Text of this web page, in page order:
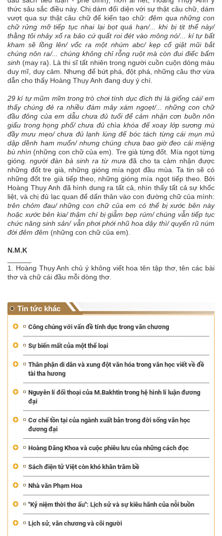
thức sâu sắc điều này. Chị dám đối diện với sự thật câu chữ, dám
vượt qua sự thật câu chữ để kiến tạo chữ: đêm qua những con
chữ rửng mỡ tiếp tục nhai lại bọt quá hạn/... khi bị tịt thế này/
thằng tôi nhảy xổ ra bảo cứ quất roi đét vào mông nó/... kí tự bất
kham sẽ lồng lên/ vốc ra một nhúm abc/ kẹp cổ giật mũi bắt
chúng nôn ra/... chúng không chỉ rỗng ruột mà còn đui điếc bẩm
sinh (may ra). Là thi sĩ tất nhiên trong người cuồn cuộn dòng máu
duy mĩ, duy cảm. Nhưng để bứt phá, đột phá, những câu thơ vừa
dẫn cho thấy Hoàng Thụy Anh đang duy ý chí.
29 kí tự mũm mĩm trong trò chơi tính dục đích thị là giống cái/ em
thấy chúng đẻ ra nhiều đám mây xám ngoẹt/... những con chữ
đầu đông của em dẫu chưa đủ tuổi để cảm nhận cơn buồn nôn
giấu trong họng phố/ chưa đủ chìa khóa để xoay lớp sương mù
đầy mưu mẹo/ chưa đủ lạnh lùng để bóc tách từng cái mụn mủ
dập dềnh ham muốn/ nhưng chúng chưa bao giờ đeo cái miệng
bù nhìn (những con chữ của em). Tre già từng đốt. Mía ngọt từng
gióng.người đàn bà sinh ra từ mưa đã cho ta cảm nhận được
những đốt tre già, những gióng mía ngọt đầu mùa. Ta tin sẽ có
những đốt tre già tiếp theo, những gióng mía ngọt tiếp theo. Bởi
Hoàng Thụy Anh đã hình dung ra tất cả, nhìn thấy tất cả sự khốc
liệt, và chị đủ lạc quan để dấn thân vào con đường chữ của mình:
trên chỏm đau/ những con chữ của em có thể bị xước bên này
hoặc xước bên kia/ thậm chí bị giẫm bẹp rúm/ chúng vẫn tiếp tục
chức năng sinh sản/ vẫn phơi phới nhũ hoa dậy thì/ quyến rũ núm
đời đêm đêm (những con chữ của em).
N.M.K
1. Hoàng Thụy Anh chủ ý không viết hoa tên tập thơ, tên các bài
thơ và chữ cái đầu mỗi dòng thơ.
Tin tức khác
Công chúng với vấn đề tính dục trong văn chương
Sự biến mất của một thể loại
Thân phận di dân và xung đột văn hóa trong văn học viết về đề
tài tha hương
Nguyên lí đối thoại của M.Bakhtin trong hệ hình lí luận đương
đại
Cơ chế tồn tại của ngành xuất bản trong đời sống văn học
đương đại
Hoàng Đăng Khoa và cuộc phiêu lưu của những cách đọc
Sách điện tử Việt còn khó khăn trăm bề
Nhà văn Phạm Hoa
"Kỷ niệm thời thơ ấu": Lịch sử và sự kiêu hãnh của nỗi buồn
Lịch sử, văn chương và cõi người